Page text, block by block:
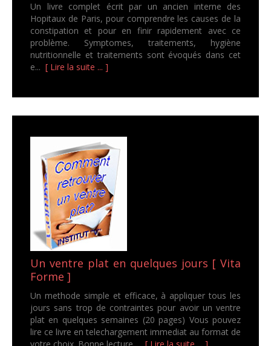
Un livre complet écrit par un ancien interne des
Hopitaux de Paris, pour comprendre les causes de la
constipation et pour en finir rapidement avec ce
problème. Symptomes, traitements, hygiène
nutritionnelle et traitements sont évoqués dans cet
e... [ Lire la suite ... ]
Un ventre plat en quelques jours [ Vita
Forme ]
Un methode simple et efficace, à appliquer tous les
jours sans trop de contraintes pour avoir un ventre
plat en quelques semaines (20 pages) Vous pouvez
lire ce livre en telechargement immediat au format de